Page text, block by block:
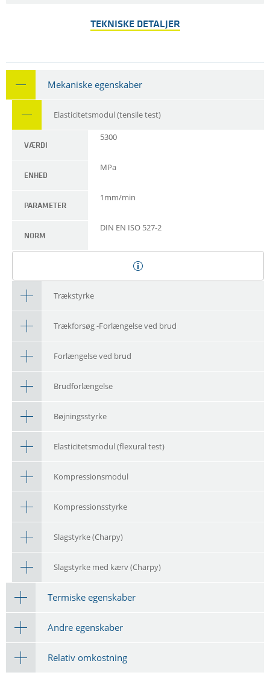
TEKNISKE DETALJER
Mekaniske egenskaber
Elasticitetsmodul (tensile test)
VÆRDI
5300
ENHED
MPa
PARAMETER
1mm/min
NORM
DIN EN ISO 527-2
Trækstyrke
Trækforsøg -Forlængelse ved brud
Forlængelse ved brud
Brudforlængelse
Bøjningsstyrke
Elasticitetsmodul (flexural test)
Kompressionsmodul
Kompressionsstyrke
Slagstyrke (Charpy)
Slagstyrke med kærv (Charpy)
Termiske egenskaber
Andre egenskaber
Relativ omkostning